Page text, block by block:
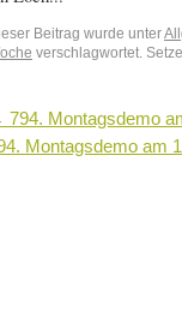
Beitrag wurde unter
verschlagwortet.
794. Montagsdemo
Montagsdemo am